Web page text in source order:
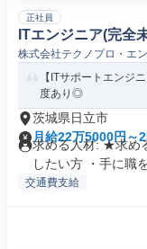
正社員
ITエンジニア(完全
株式会社テクノプロ・エ
【ITサポートエンジ
度あり◎
茨城県日立市
月給22万5000円～
求める人材: ★求め
したい方 ・手に職を
交通費支給